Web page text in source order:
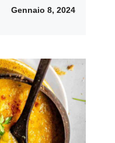
Gennaio 8, 2024